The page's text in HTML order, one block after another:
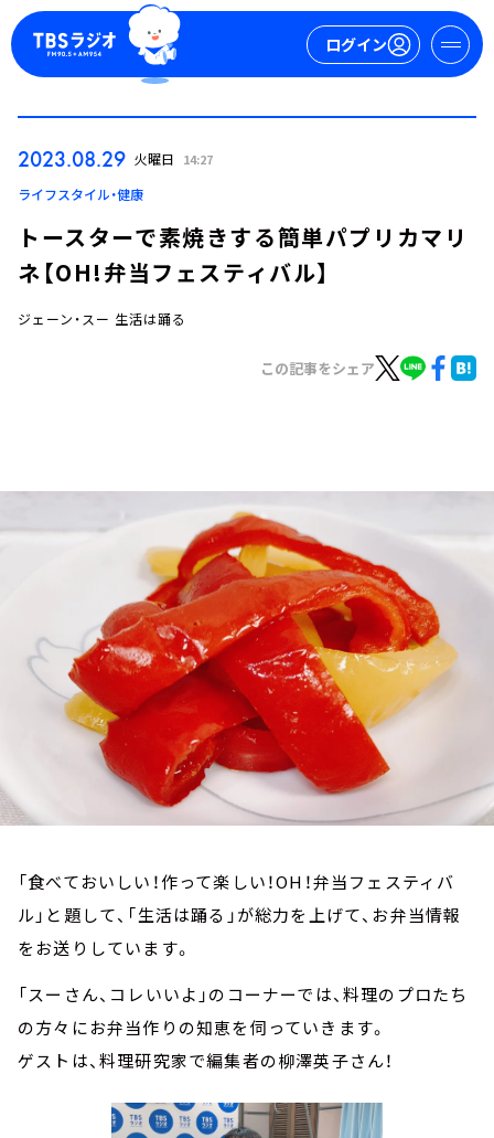
ログイン
ログイン
イベント・グッズ
YouTube
会社情報
2023.08.29 火曜日 14:27
ライフスタイル・健康
トースターで素焼きする簡単パプリカマリ
ネ【OH!弁当フェスティバル】
ジェーン・スー 生活は踊る
この記事をシェア
「食べておいしい！作って楽しい！OH！弁当フェスティバ
ル」と題して、「生活は踊る」が総力を上げて、お弁当情報
をお送りしています。
「スーさん、コレいいよ」のコーナーでは、料理のプロたち
の方々にお弁当作りの知恵を伺っていきます。
ゲストは、料理研究家で編集者の柳澤英子さん！